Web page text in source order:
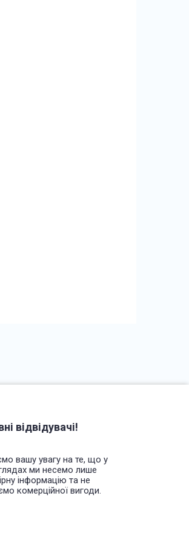
відвідувачі!
вашу увагу на те, що у
ми несемо лише
інформацію та не
комерційної вигоди.